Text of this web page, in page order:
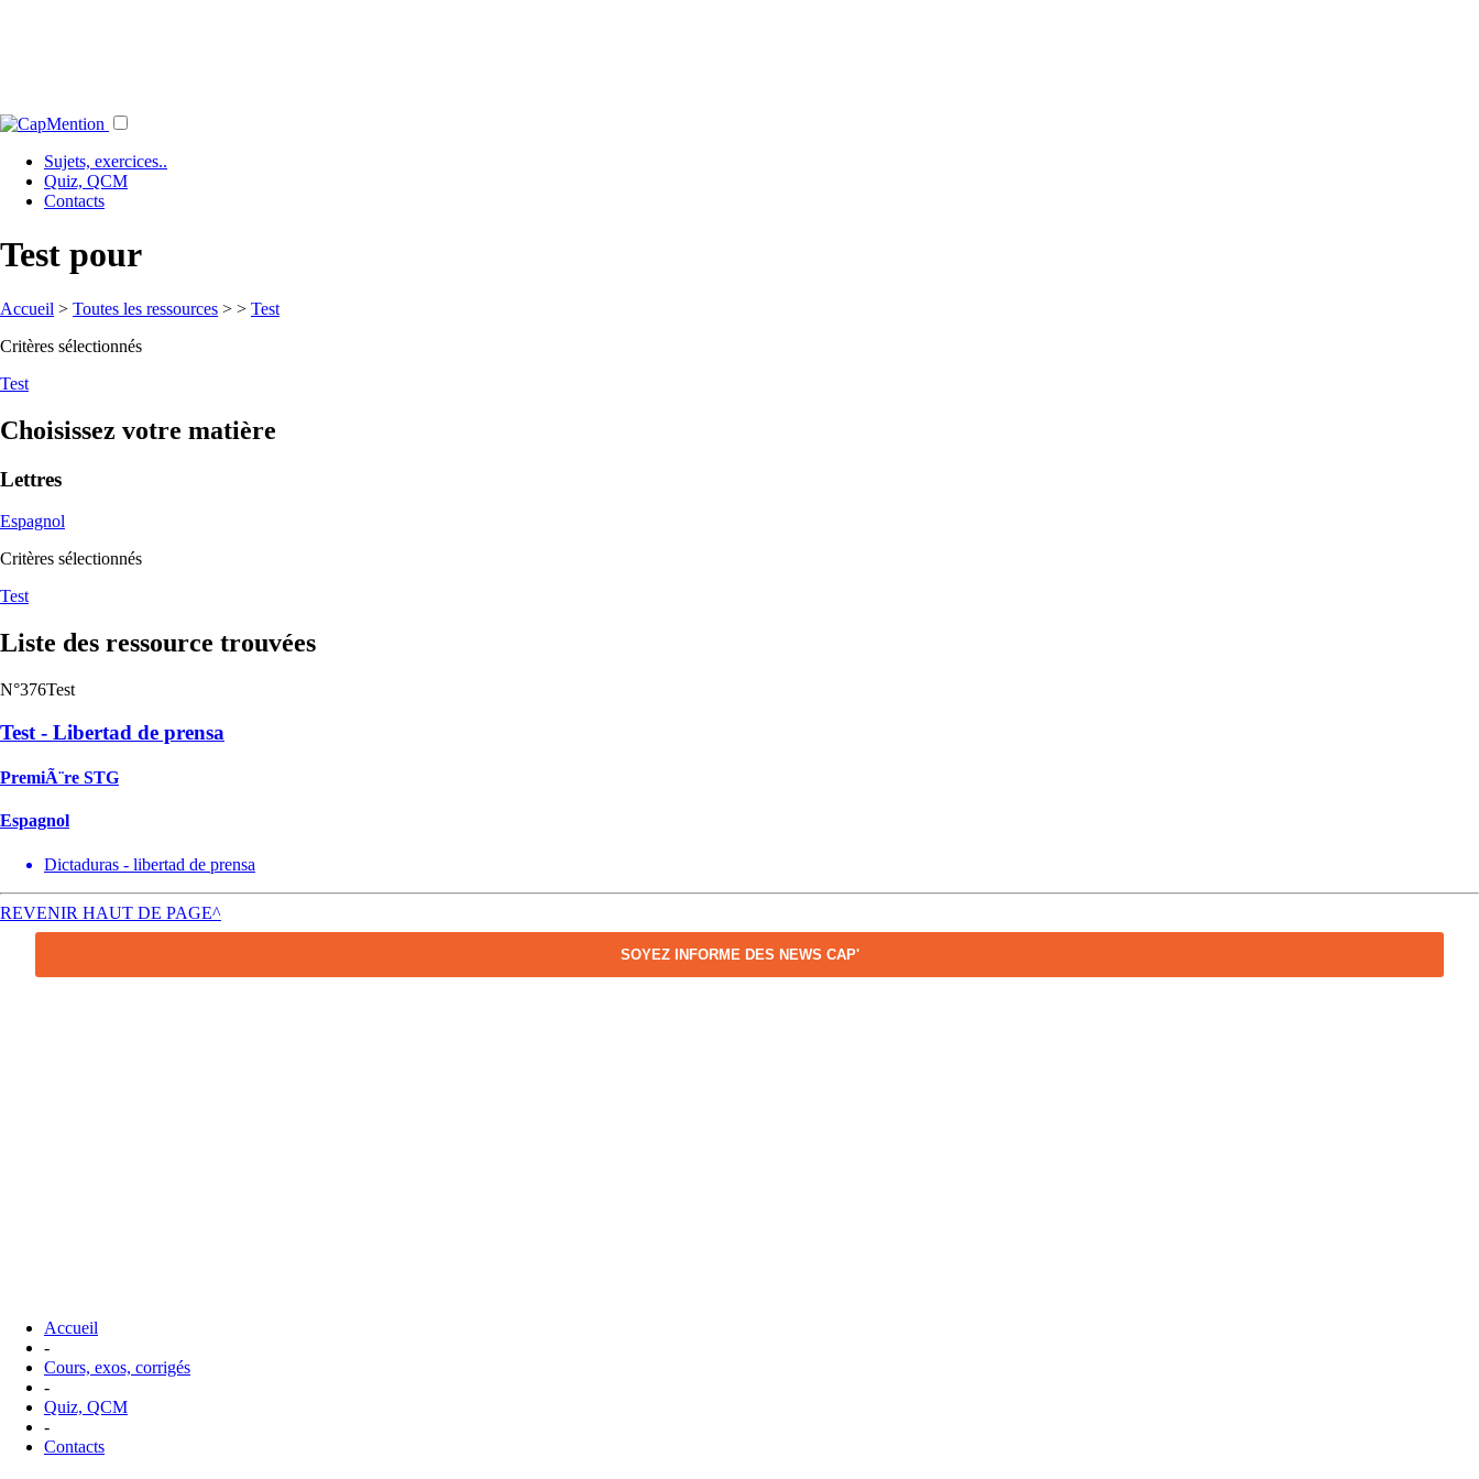
Sujets, exercices..
Quiz, QCM
Contacts
Test pour
Accueil > Toutes les ressources > > Test
Critères sélectionnés
Test
Choisissez votre matière
Lettres
Espagnol
Critères sélectionnés
Test
Liste des ressource trouvées
N°376Test
Test - Libertad de prensa
PremiÃ¨re STG
Espagnol
Dictaduras - libertad de prensa
REVENIR HAUT DE PAGE^
SOYEZ INFORME DES NEWS CAP'
Accueil
-
Cours, exos, corrigés
-
Quiz, QCM
-
Contacts